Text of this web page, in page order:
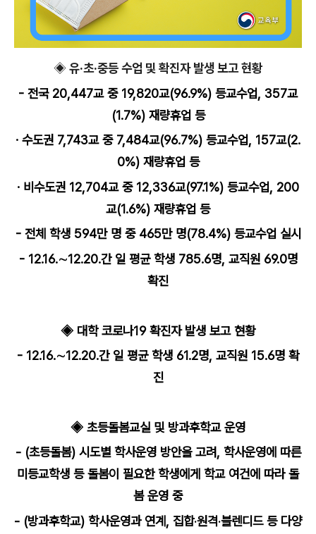
◈ 유·초·중등 수업 및 확진자 발생 보고 현황
- 전국 20,447교 중 19,820교(96.9%) 등교수업, 357교
(1.7%) 재량휴업 등
· 수도권 7,743교 중 7,484교(96.7%) 등교수업, 157교(2.
0%) 재량휴업 등
· 비수도권 12,704교 중 12,336교(97.1%) 등교수업, 200
교(1.6%) 재량휴업 등
- 전체 학생 594만 명 중 465만 명(78.4%) 등교수업 실시
- 12.16.∼12.20.간 일 평균 학생 785.6명, 교직원 69.0명
확진
◈ 대학 코로나19 확진자 발생 보고 현황
- 12.16.∼12.20.간 일 평균 학생 61.2명, 교직원 15.6명 확
진
◈ 초등돌봄교실 및 방과후학교 운영
- (초등돌봄) 시도별 학사운영 방안을 고려, 학사운영에 따른
미등교학생 등 돌봄이 필요한 학생에게 학교 여건에 따라 돌
봄 운영 중
- (방과후학교) 학사운영과 연계, 집합‧원격‧블렌디드 등 다양